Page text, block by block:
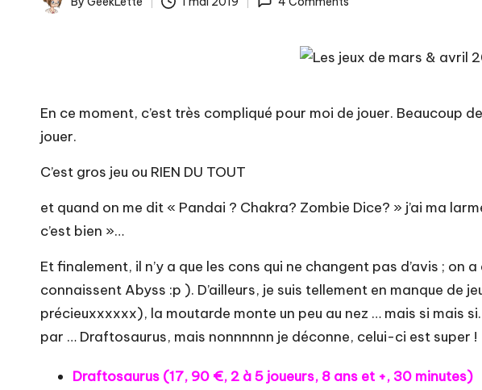
e
Posted
En ce moment, c’est très compliqué pour moi de jouer. Beaucoup
jouer.
C’est gros jeu ou RIEN DU TOUT
et quand on me dit « Pandai ? Chakra? Zombie Dice? » j’ai ma
c’est bien »…
Et finalement, il n’y a que les cons qui ne changent pas d’avis ;
connaissent Abyss :p ). D’ailleurs, je suis tellement en manque de
précieuxxxxxx), la moutarde monte un peu au nez … mais si mais
par … Draftosaurus, mais nonnnnnn je déconne, celui-ci est super !
Draftosaurus (17, 90 €, 2 à 5 joueurs, 8 ans et +, 30 minutes)